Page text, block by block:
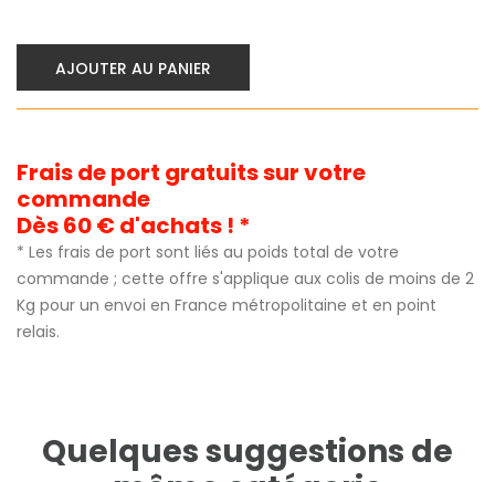
AJOUTER AU PANIER
Frais de port gratuits sur votre
commande
Dès 60 € d'achats ! *
* Les frais de port sont liés au poids total de votre
commande ; cette offre s'applique aux colis de moins de 2
Kg pour un envoi en France métropolitaine et en point
relais.
Quelques suggestions de